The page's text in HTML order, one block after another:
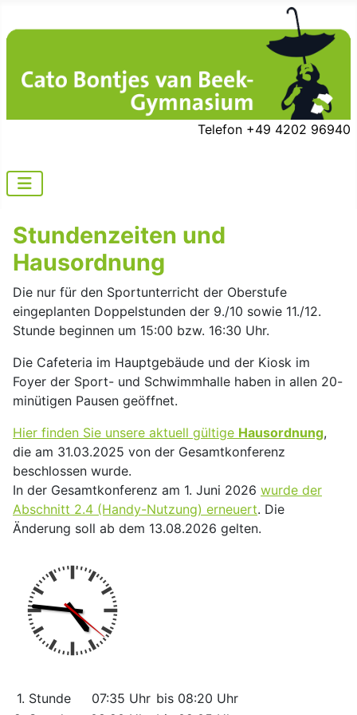
Telefon +49 4202 96940
Stundenzeiten und
Hausordnung
Die nur für den Sportunterricht der Oberstufe
eingeplanten Doppelstunden der 9./10 sowie 11./12.
Stunde beginnen um 15:00 bzw. 16:30 Uhr.
Die Cafeteria im Hauptgebäude und der Kiosk im
Foyer der Sport- und Schwimmhalle haben in allen 20-
minütigen Pausen geöffnet.
Hier finden Sie unsere aktuell gültige Hausordnung,
die am 31.03.2025 von der Gesamtkonferenz
beschlossen wurde.
In der Gesamtkonferenz am 1. Juni 2026 wurde der
Abschnitt 2.4 (Handy-Nutzung) erneuert. Die
Änderung soll ab dem 13.08.2026 gelten.
1. Stunde 07:35 Uhr bis 08:20 Uhr